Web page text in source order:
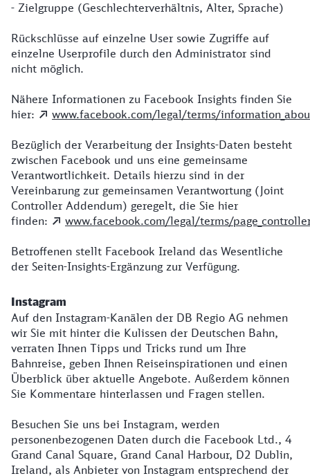
- Zielgruppe (Geschlechterverhältnis, Alter, Sprache)
Rückschlüsse auf einzelne User sowie Zugriffe auf
einzelne Userprofile durch den Administrator sind
nicht möglich.
Nähere Informationen zu Facebook Insights finden Sie
hier:
www.facebook.com/legal/terms/
Bezüglich der Verarbeitung der Insights-Daten besteht
zwischen Facebook und uns eine gemeinsame
Verantwortlichkeit. Details hierzu sind in der
Vereinbarung zur gemeinsamen Verantwortung (Joint
Controller Addendum) geregelt, die Sie hier
finden:
www.facebook.com/legal/terms/
Betroffenen stellt Facebook Ireland das Wesentliche
der Seiten-Insights-Ergänzung zur Verfügung.
Instagram
Auf den Instagram-Kanälen der DB Regio AG nehmen
wir Sie mit hinter die Kulissen der Deutschen Bahn,
verraten Ihnen Tipps und Tricks rund um Ihre
Bahnreise, geben Ihnen Reiseinspirationen und einen
Überblick über aktuelle Angebote. Außerdem können
Sie Kommentare hinterlassen und Fragen stellen.
Besuchen Sie uns bei Instagram, werden
personenbezogenen Daten durch die Facebook Ltd., 4
Grand Canal Square, Grand Canal Harbour, D2 Dublin,
Ireland, als Anbieter von Instagram entsprechend der